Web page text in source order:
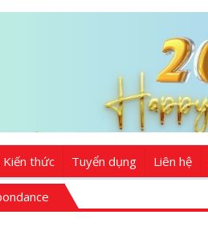
Kiến thức Tuyển dụng Liên hệ